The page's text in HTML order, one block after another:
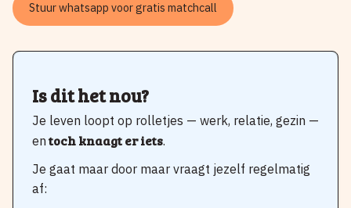
Stuur whatsapp voor gratis matchcall
Is dit het nou?
Je leven loopt op rolletjes — werk, relatie, gezin —
en toch knaagt er iets.
Je gaat maar door maar vraagt jezelf regelmatig
af: